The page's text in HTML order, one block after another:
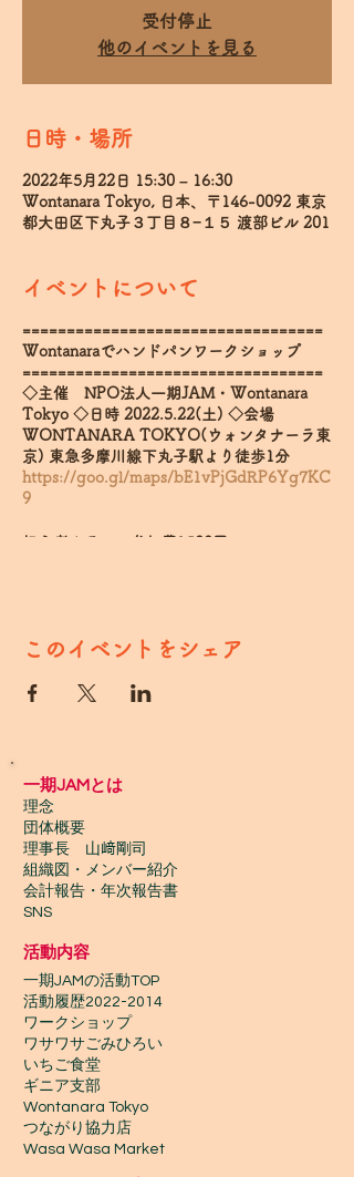
受付停止
他のイベントを見る
日時・場所
2022年5月22日 15:30 – 16:30
Wontanara Tokyo, 日本、〒146-0092 東京
都大田区下丸子３丁目８−１５ 渡部ビル 201
イベントについて
==================================
Wontanaraでハンドパンワークショップ
==================================
◇主催 NPO法人一期JAM・Wontanara
Tokyo ◇日時 2022.5.22(土) ◇会場
WONTANARA TOKYO(ウォンタナーラ東
京) 東急多摩川線下丸子駅より徒歩1分
https://goo.gl/maps/bE1vPjGdRP6Yg7KC
9
経験者クラス 参加費2000円
③15:30-16:30
ハンドパンレンタル(各クラス共通)500円
Matsumoto氏に師事。 また、2019年度オー
ストリアのGriasdi Handpan gatheringに参
加し、ステージ演奏、 現地の沢山のプレイ
ヤーやMarcel Hutter氏とjamを行った。 世
界的に有名なkabecao Rodrigues氏や
Alexandre Lora氏、Angus Lee氏のWSも受
講し自分にしかできない音楽を生み出すこと
をモットーに活動中。
このイベントをシェア
一期JAMとは
理念
団体概要
理事長 山﨑剛司
組織図・メンバー紹介
会計報告​・年次報告書
SNS
活動内容
一期JAMの活動TOP
​活動履歴2022-2014
ワークショップ
ワサワサごみひろい
いちご食堂
ギニア支部
Wontanara Tokyo
​つながり協力店
Wasa Wasa Market​